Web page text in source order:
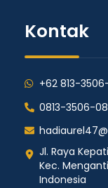
Kontak
+62 813-
0813-3506-
Jl. Raya
Kec.
Indonesia